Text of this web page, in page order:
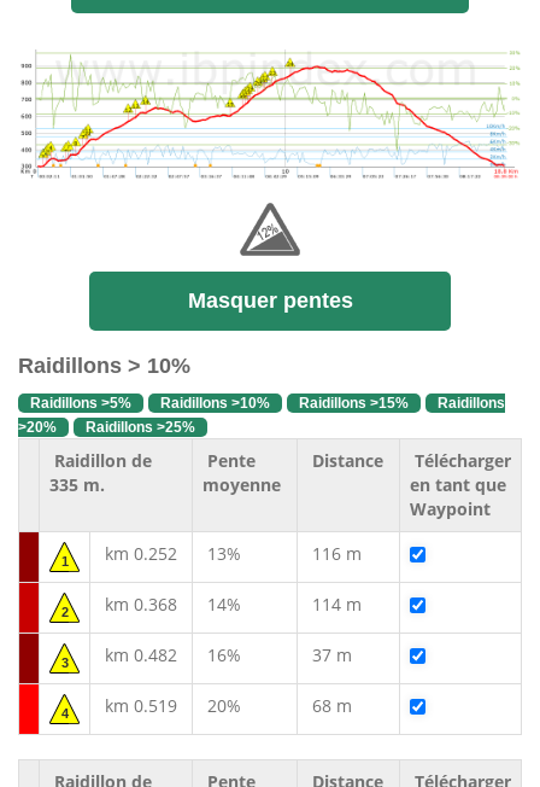
Masquer pentes
Raidillons > 10%
Raidillons >5% Raidillons >10% Raidillons >15%
Raidillons
>20%
Raidillons >25%
Raidillon de
335 m.
Pente
moyenne
Distance
Télécharger
en tant que
Waypoint
1 km 0.252 13% 116 m
2 km 0.368 14% 114 m
3 km 0.482 16% 37 m
4 km 0.519 20% 68 m
Raidillon de Pente Distance Télécharger